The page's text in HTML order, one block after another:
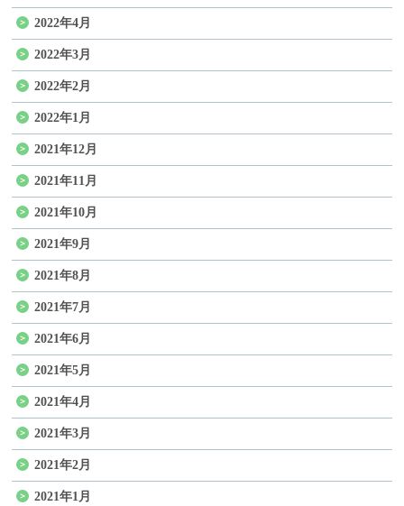
2022年4月
2022年3月
2022年2月
2022年1月
2021年12月
2021年11月
2021年10月
2021年9月
2021年8月
2021年7月
2021年6月
2021年5月
2021年4月
2021年3月
2021年2月
2021年1月